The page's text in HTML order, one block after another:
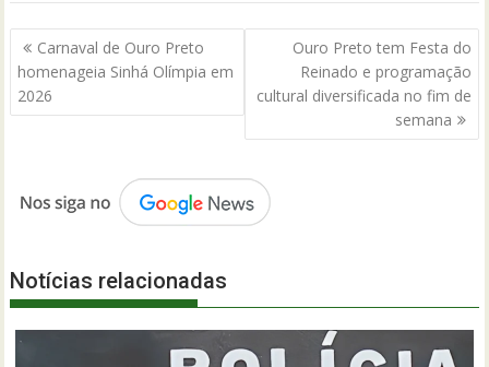
Navegação
de
Post
Carnaval de Ouro Preto
homenageia Sinhá Olímpia em
2026
Ouro Preto tem Festa do
Reinado e programação
cultural diversificada no fim de
semana
Notícias relacionadas